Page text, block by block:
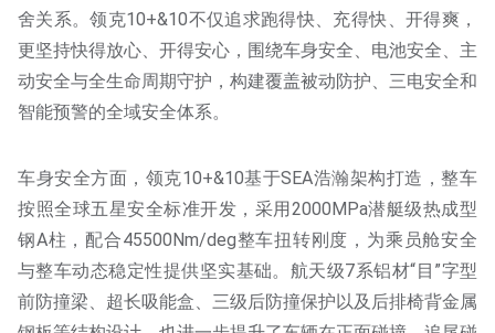
舍关系。领克10+&10不仅追求跑得快、充得快、开得爽，
更坚持快得放心、开得安心，围绕车身安全、电池安全、主
动安全与全生命周期守护，构建覆盖被动防护、三电安全和
智能预警的全域安全体系。
车身安全方面，领克10+&10基于SEA浩瀚架构打造，整车
按照全球五星安全标准开发，采用2000MPa潜艇级热成型
钢A柱，配合45500Nm/deg整车扭转刚度，为乘员舱安全
与整车动态稳定性提供坚实基础。航天级7系铝材“目”字型
前防撞梁、超长吸能盒、三级后防撞保护以及后排椅背金属